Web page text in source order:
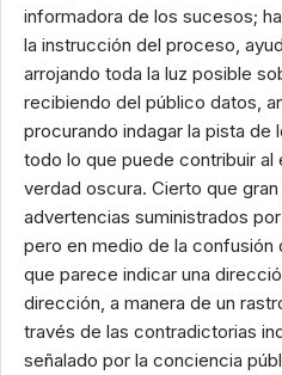
informadora de los sucesos;
la instrucción del proceso,
arrojando toda la luz posible
recibiendo del público datos,
procurando indagar la pista de
todo lo que puede contribuir al
verdad oscura. Cierto que
advertencias suministrados
pero en medio de la confusión
que parece indicar una
dirección, a manera de un
través de las contradictorias
señalado por la conciencia